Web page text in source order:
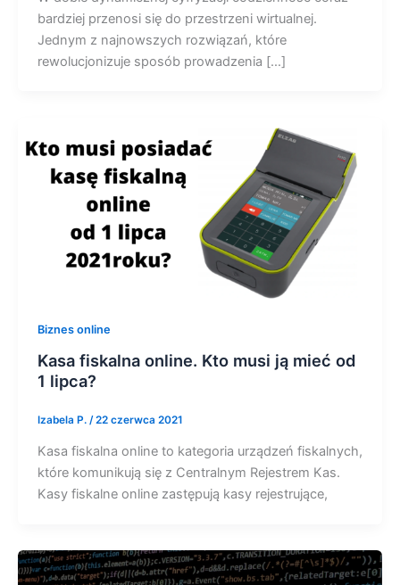
bardziej przenosi się do przestrzeni wirtualnej.
Jednym z najnowszych rozwiązań, które
rewolucjonizuje sposób prowadzenia […]
Biznes online
Kasa fiskalna online. Kto musi ją mieć od
1 lipca?
Izabela P. /22 czerwca 2021
Kasa fiskalna online to kategoria urządzeń fiskalnych,
które komunikują się z Centralnym Rejestrem Kas.
Kasy fiskalne online zastępują kasy rejestrujące,